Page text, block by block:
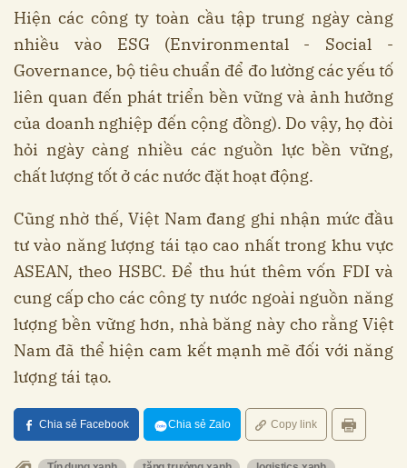
Hiện các công ty toàn cầu tập trung ngày càng
nhiều vào ESG (Environmental - Social -
Governance, bộ tiêu chuẩn để đo lường các yếu tố
liên quan đến phát triển bền vững và ảnh hưởng
của doanh nghiệp đến cộng đồng). Do vậy, họ đòi
hỏi ngày càng nhiều các nguồn lực bền vững,
chất lượng tốt ở các nước đặt hoạt động.
Cũng nhờ thế, Việt Nam đang ghi nhận mức đầu
tư vào năng lượng tái tạo cao nhất trong khu vực
ASEAN, theo HSBC. Để thu hút thêm vốn FDI và
cung cấp cho các công ty nước ngoài nguồn năng
lượng bền vững hơn, nhà băng này cho rằng Việt
Nam đã thể hiện cam kết mạnh mẽ đối với năng
lượng tái tạo.
Chia sẻ Facebook Chia sẻ Zalo Copy link